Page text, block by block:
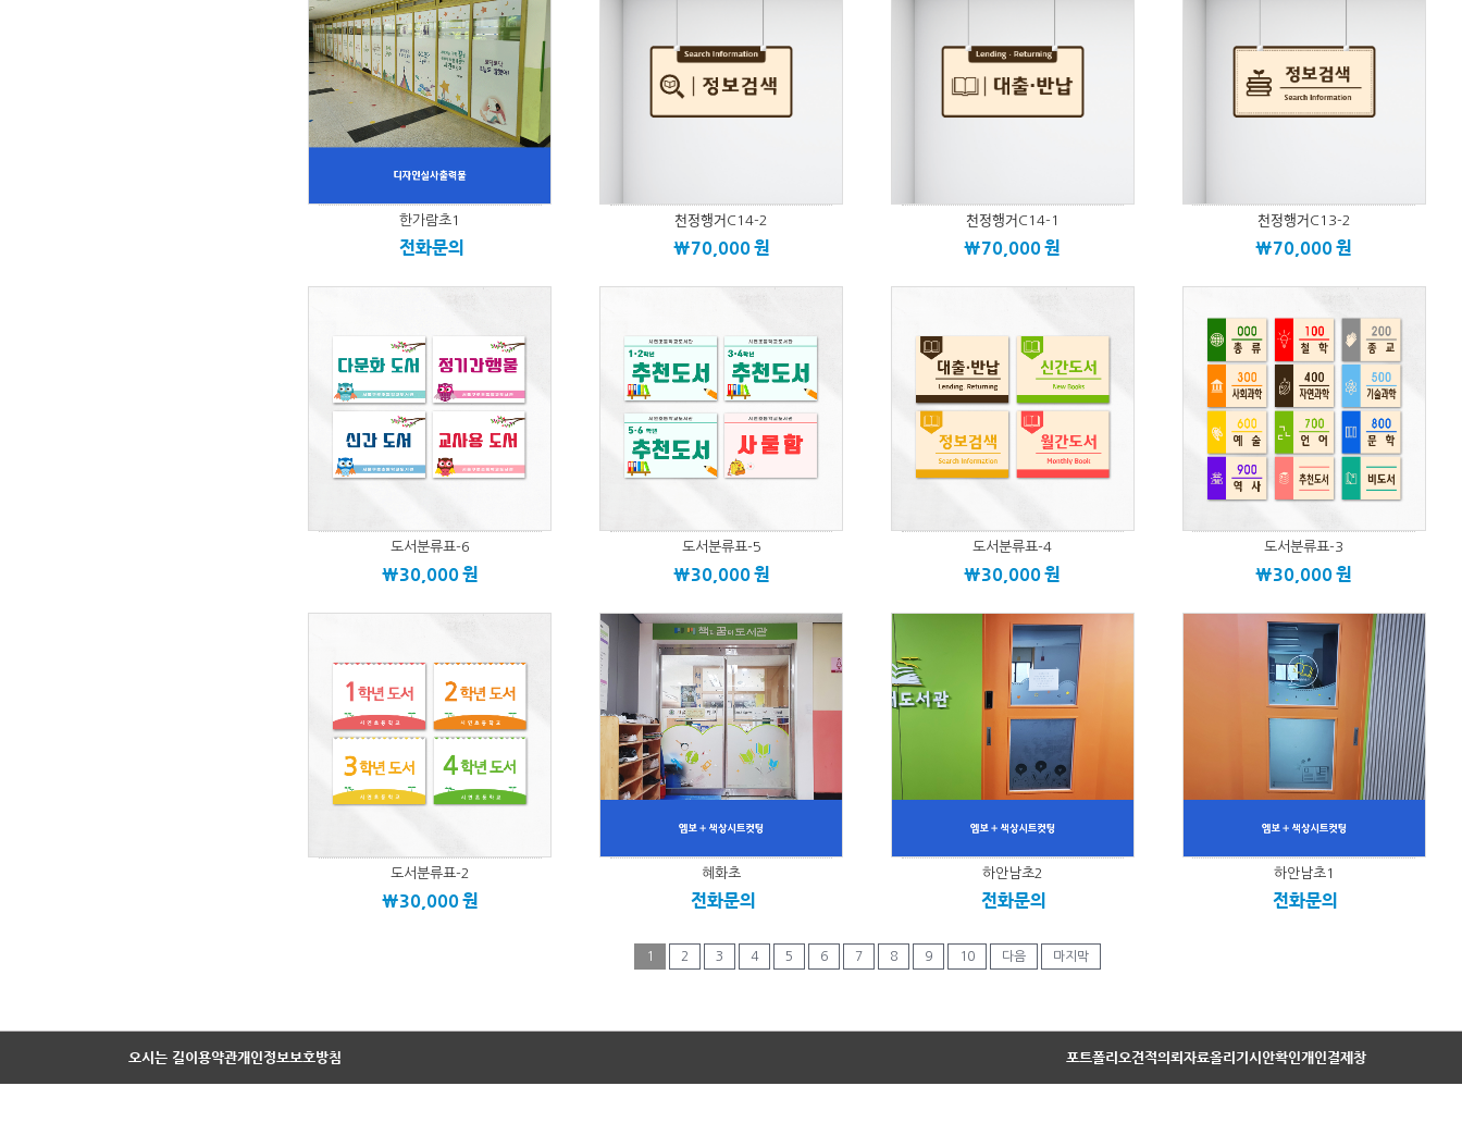
한가람초1
전화문의
천정행거C14-2
\70,000원
천정행거C14-1
\70,000원
천정행거C13-2
\70,000원
도서분류표-6
\30,000원
도서분류표-5
\30,000원
도서분류표-4
\30,000원
도서분류표-3
\30,000원
도서분류표-2
\30,000원
혜화초
전화문의
하안남초2
전화문의
하안남초1
전화문의
1 2 3 4 5 6 7 8 9 10 다음 마지막
오시는 길이용약관개인정보보호방침 포트폴리오견적의뢰 자료올리기 시안확인개인결제창